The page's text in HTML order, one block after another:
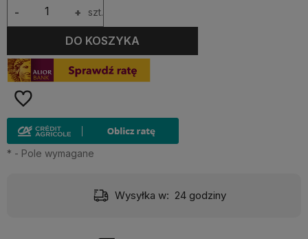
+
- szt.
DO KOSZYKA
* - Pole wymagane
Wysyłka w: 24 godziny